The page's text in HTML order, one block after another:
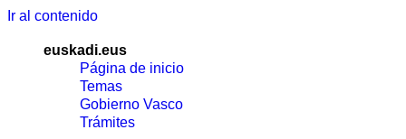
Ir al contenido
euskadi.eus
Página de inicio
Temas
Gobierno Vasco
Trámites